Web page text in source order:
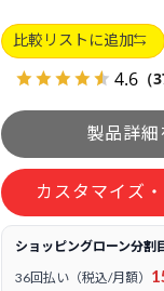
比較リストに追加
4.6 （
カスタマイズ
ショッピングローン分割
36回払い（税込/月額）